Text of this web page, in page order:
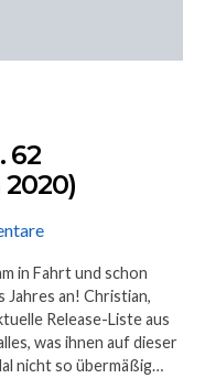
62
in Fahrt und schon
an! Christian,
Release-Liste aus
was ihnen auf dieser
nicht so übermäßig…